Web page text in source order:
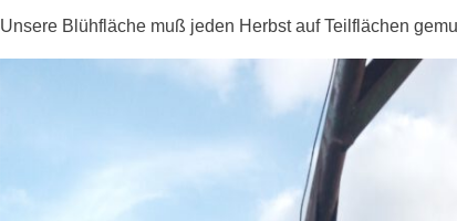
Unsere Blühfläche muß jeden Herbst auf Teilflächen